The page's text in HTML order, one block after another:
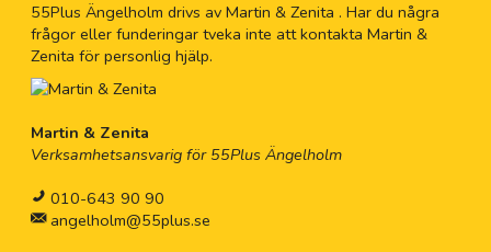
55Plus Ängelholm drivs av Martin & Zenita . Har du några
frågor eller funderingar tveka inte att kontakta Martin &
Zenita för personlig hjälp.
Martin & Zenita
Verksamhetsansvarig för 55Plus Ängelholm
010-643 90 90
angelholm@55plus.se